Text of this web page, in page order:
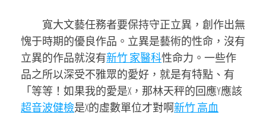
寬大文藝任務者要保持守正立異，創作出無
愧于時期的優良作品。立異是藝術的性命，沒有
立異的作品就沒有新竹 家醫科性命力。一些作
品之所以深受不雅眾的愛好，就是有特點、有
「等等！如果我的愛是X，那林天秤的回應Y應該
超音波健檢是X的虛數單位才對啊新竹 高血